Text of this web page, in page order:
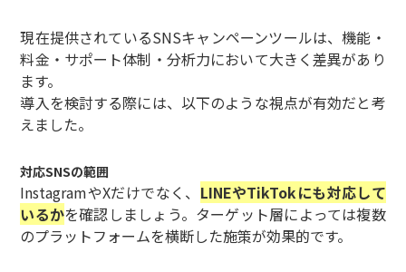
現在提供されているSNSキャンペーンツールは、機能・
料金・サポート体制・分析力において大きく差異があり
ます。
導入を検討する際には、以下のような視点が有効だと考
えました。
対応SNSの範囲
InstagramやXだけでなく、 LINEやTikTokにも対応して
いるかを確認しましょう。ターゲット層によっては複数
のプラットフォームを横断した施策が効果的です。